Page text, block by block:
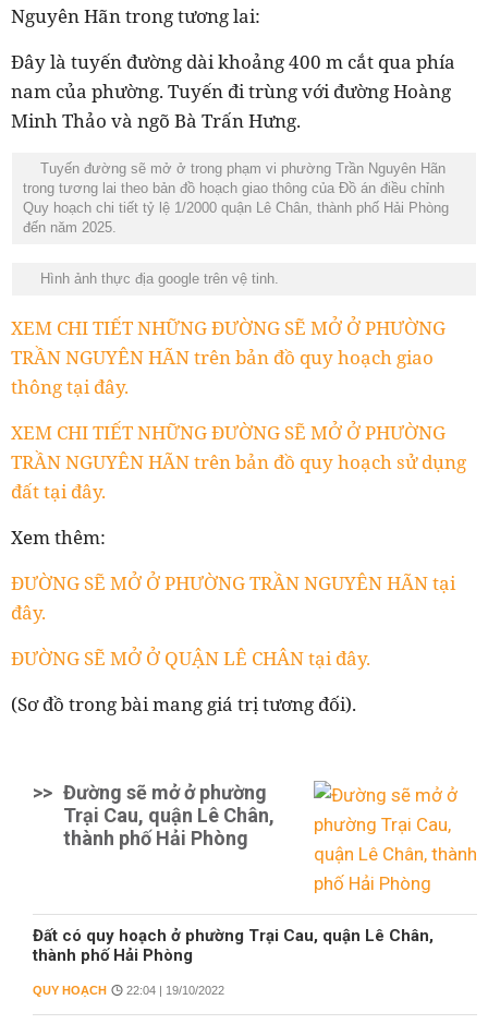
Nguyên Hãn trong tương lai:
Đây là tuyến đường dài khoảng 400 m cắt qua phía
nam của phường. Tuyến đi trùng với đường Hoàng
Minh Thảo và ngõ Bà Trấn Hưng.
Tuyến đường sẽ mở ở trong phạm vi phường Trần Nguyên Hãn
trong tương lai theo bản đồ hoạch giao thông của Đồ án điều chỉnh
Quy hoạch chi tiết tỷ lệ 1/2000 quận Lê Chân, thành phố Hải Phòng
đến năm 2025.
Hình ảnh thực địa google trên vệ tinh.
XEM CHI TIẾT NHỮNG ĐƯỜNG SẼ MỞ Ở PHƯỜNG
TRẦN NGUYÊN HÃN trên bản đồ quy hoạch giao
thông tại đây.
XEM CHI TIẾT NHỮNG ĐƯỜNG SẼ MỞ Ở PHƯỜNG
TRẦN NGUYÊN HÃN trên bản đồ quy hoạch sử dụng
đất tại đây.
Xem thêm:
ĐƯỜNG SẼ MỞ Ở PHƯỜNG TRẦN NGUYÊN HÃN tại
đây.
ĐƯỜNG SẼ MỞ Ở QUẬN LÊ CHÂN tại đây.
(Sơ đồ trong bài mang giá trị tương đối).
>> Đường sẽ mở ở phường
Trại Cau, quận Lê Chân,
thành phố Hải Phòng
Đất có quy hoạch ở phường Trại Cau, quận Lê Chân,
thành phố Hải Phòng
QUY HOẠCH 22:04 | 19/10/2022